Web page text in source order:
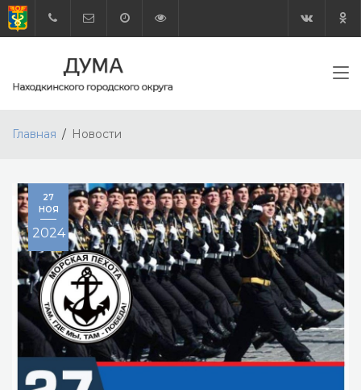
Главная Новости
27
НОЯ
2024